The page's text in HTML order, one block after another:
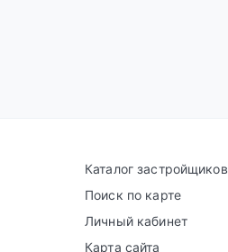
Каталог застройщиков
Поиск по карте
Личный кабинет
Карта сайта